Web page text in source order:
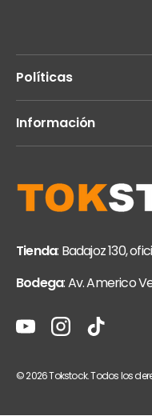
Políticas
Información
Tienda: Badajoz 130,
Bodega: Av. Americo
YouTubeInstagramTikTok
© 2026Tokstock. Todos los